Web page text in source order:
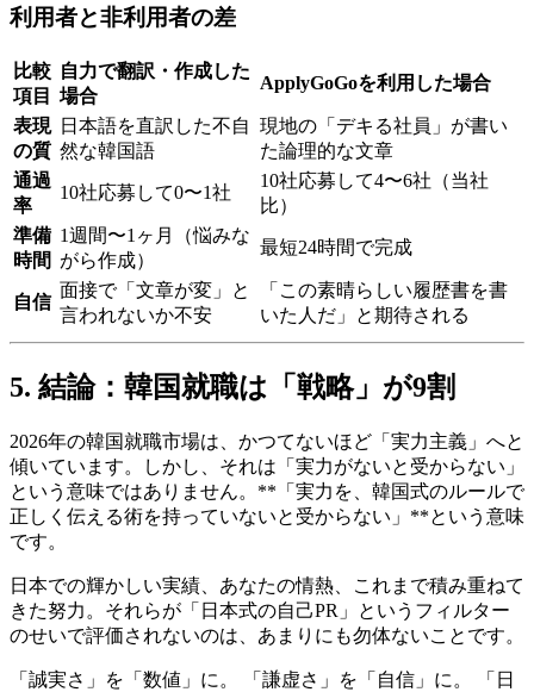
利用者と非利用者の差
比較
項目
自力で翻訳・作成した
場合
ApplyGoGoを利用した場合
表現
の質
日本語を直訳した不自
然な韓国語
現地の「デキる社員」が書い
た論理的な文章
通過
率
10社応募して0〜1社
10社応募して4〜6社（当社
比）
準備
時間
1週間〜1ヶ月（悩みな
がら作成）
最短24時間で完成
自信
面接で「文章が変」と
言われないか不安
「この素晴らしい履歴書を書
いた人だ」と期待される
5. 結論：韓国就職は「戦略」が9割
2026年の韓国就職市場は、かつてないほど「実力主義」へと
傾いています。しかし、それは「実力がないと受からない」
という意味ではありません。**「実力を、韓国式のルールで
正しく伝える術を持っていないと受からない」**という意味
です。
日本での輝かしい実績、あなたの情熱、これまで積み重ねて
きた努力。それらが「日本式の自己PR」というフィルター
のせいで評価されないのは、あまりにも勿体ないことです。
「誠実さ」を「数値」に。 「謙虚さ」を「自信」に。 「日